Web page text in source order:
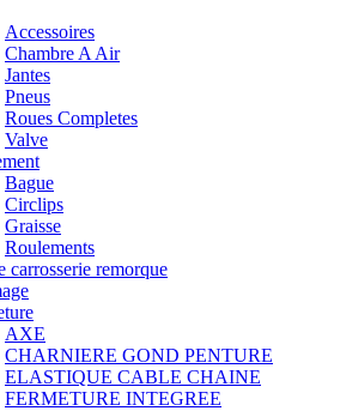
Accessoires
Chambre A Air
Jantes
Pneus
Roues Completes
Valve
Bague
Circlips
Graisse
Roulements
carrosserie remorque
AXE
CHARNIERE GOND PENTURE
ELASTIQUE CABLE CHAINE
FERMETURE INTEGREE